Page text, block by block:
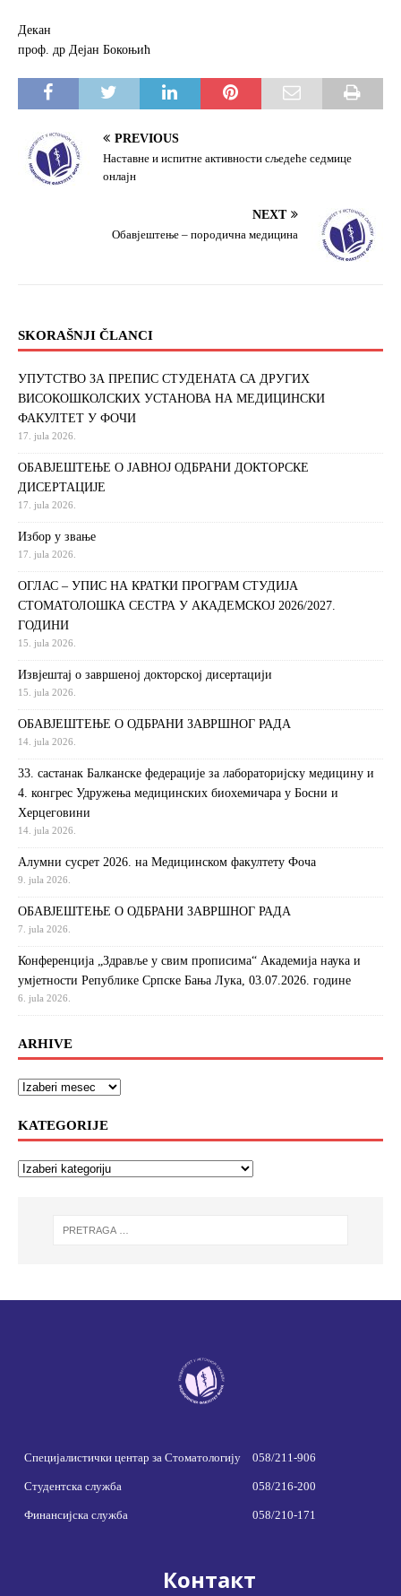
Декан
проф. др Дејан Бокоњић
PREVIOUS
Наставне и испитне активности сљедеће седмице
онлајн
NEXT
Обавјештење – породична медицина
SKORAŠNJI ČLANCI
УПУТСТВО ЗА ПРЕПИС СТУДЕНАТА СА ДРУГИХ
ВИСОКОШКОЛСКИХ УСТАНОВА НА МЕДИЦИНСКИ
ФАКУЛТЕТ У ФОЧИ
17. jula 2026.
ОБАВЈЕШТЕЊЕ О ЈАВНОЈ ОДБРАНИ ДОКТОРСКЕ
ДИСЕРТАЦИЈЕ
17. jula 2026.
Избор у звање
17. jula 2026.
ОГЛАС – УПИС НА КРАТКИ ПРОГРАМ СТУДИЈА
СТОМАТОЛОШКА СЕСТРА У АКАДЕМСКОЈ 2026/2027.
ГОДИНИ
15. jula 2026.
Извjeштaj o зaвршeнoj дoктoрскoj дисeртaциjи
15. jula 2026.
ОБАВЈЕШТЕЊЕ О ОДБРАНИ ЗАВРШНОГ РАДА
14. jula 2026.
33. састанак Балканске федерације за лабораторијску медицину и
4. конгрес Удружења медицинских биохемичара у Босни и
Херцеговини
14. jula 2026.
Алумни сусрет 2026. на Медицинском факултету Фоча
9. jula 2026.
ОБАВЈЕШТЕЊЕ О ОДБРАНИ ЗАВРШНОГ РАДА
7. jula 2026.
Конференција „Здравље у свим прописима“ Академија наука и
умјетности Републике Српске Бања Лука, 03.07.2026. године
6. jula 2026.
ARHIVE
KATEGORIJE
Специјалистички центар за Стоматологију 058/211-906
Студентска служба 058/216-200
Финансијска служба 058/210-171
Контакт